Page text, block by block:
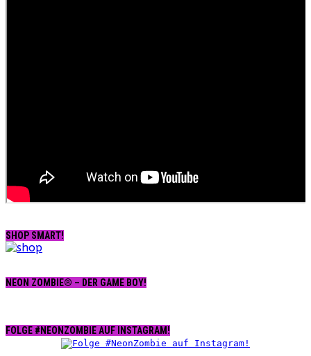
SHOP SMART!
NEON ZOMBIE® – DER GAME BOY!
FOLGE #NEONZOMBIE AUF INSTAGRAM!